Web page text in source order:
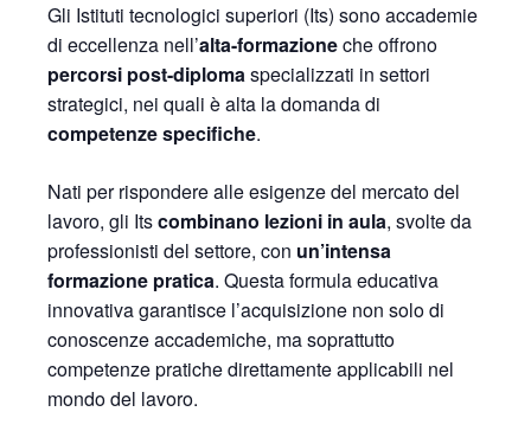
Gli Istituti tecnologici superiori (Its) sono accademie
di eccellenza nell’alta-formazioneche offrono
percorsi post-diplomaspecializzati in settori
strategici, nei quali è alta la domanda di
competenze specifiche.
Nati per rispondere alle esigenze del mercato del
lavoro, gli Itscombinano lezioni in aula, svolte da
professionisti del settore, con un’intensa
formazione pratica. Questa formula educativa
innovativa garantisce l’acquisizione non solo di
conoscenze accademiche, ma soprattutto
competenze pratiche direttamente applicabili nel
mondo del lavoro.